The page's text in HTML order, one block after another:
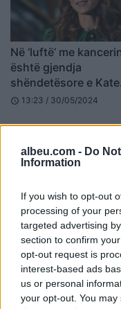
albeu.com - Do
Information
If you wish to opt-out
processing of your
targeted advertising
section to confirm
opt-out request is
interest-based ads
us or personal
your opt-out. You
Në ‘luftë’ me
është gjendja
shëndetësore e Kate
Middleton?
schedule 13:23 / 30/05/2024
Studimi: Proteinat
mund të
për kancerin 7 vite
18:29 / 15/05/2024